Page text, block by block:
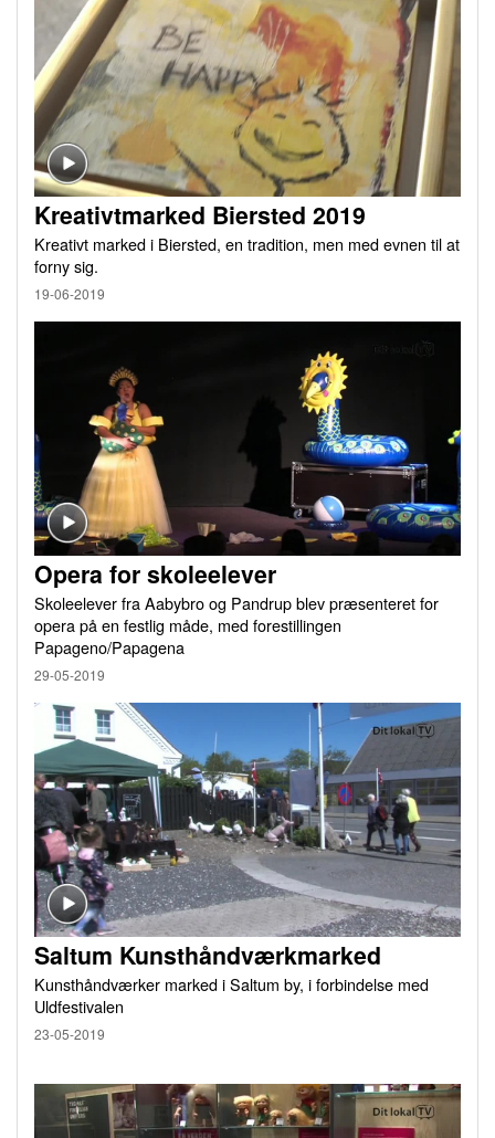
Kreativtmarked Biersted 2019
Kreativt marked i Biersted, en tradition, men med evnen til at
forny sig.
19-06-2019
Opera for skoleelever
Skoleelever fra Aabybro og Pandrup blev præsenteret for
opera på en festlig måde, med forestillingen
Papageno/Papagena
29-05-2019
Saltum Kunsthåndværkmarked
Kunsthåndværker marked i Saltum by, i forbindelse med
Uldfestivalen
23-05-2019